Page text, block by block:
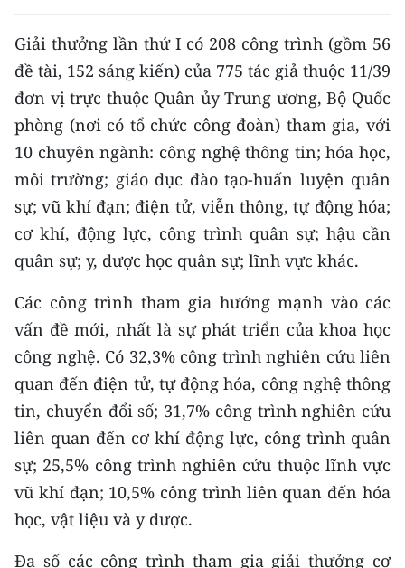
MUA BÁO
ĐỌC BÁO IN
ENGLISH
中文
FRANÇAIS
РУССКИЙ
ESPAÑOL
한국어
Giải thưởng lần thứ I có 208 công trình (gồm 56
đề tài, 152 sáng kiến) của 775 tác giả thuộc 11/39
đơn vị trực thuộc Quân ủy Trung ương, Bộ Quốc
phòng (nơi có tổ chức công đoàn) tham gia, với
10 chuyên ngành: công nghệ thông tin; hóa học,
môi trường; giáo dục đào tạo-huấn luyện quân
sự; vũ khí đạn; điện tử, viễn thông, tự động hóa;
cơ khí, động lực, công trình quân sự; hậu cần
quân sự; y, dược học quân sự; lĩnh vực khác.
Các công trình tham gia hướng mạnh vào các
vấn đề mới, nhất là sự phát triển của khoa học
công nghệ. Có 32,3% công trình nghiên cứu liên
quan đến điện tử, tự động hóa, công nghệ thông
tin, chuyển đổi số; 31,7% công trình nghiên cứu
liên quan đến cơ khí động lực, công trình quân
sự; 25,5% công trình nghiên cứu thuộc lĩnh vực
vũ khí đạn; 10,5% công trình liên quan đến hóa
học, vật liệu và y dược.
Đa số các công trình tham gia giải thưởng cơ